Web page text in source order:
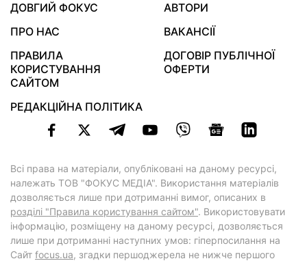
ДОВГИЙ ФОКУС
АВТОРИ
ПРО НАС
ВАКАНСІЇ
ПРАВИЛА
КОРИСТУВАННЯ
САЙТОМ
ДОГОВІР ПУБЛІЧНОЇ
ОФЕРТИ
РЕДАКЦІЙНА ПОЛІТИКА
Всі права на матеріали, опубліковані на даному ресурсі,
належать ТОВ "ФОКУС МЕДІА". Використання матеріалів
дозволяється лише при дотриманні вимог, описаних в
розділі "Правила користування сайтом". Використовувати
інформацію, розміщену на даному ресурсі, дозволяється
лише при дотриманні наступних умов: гіперпосилання на
Cайт focus.ua, згадки першоджерела не нижче першого